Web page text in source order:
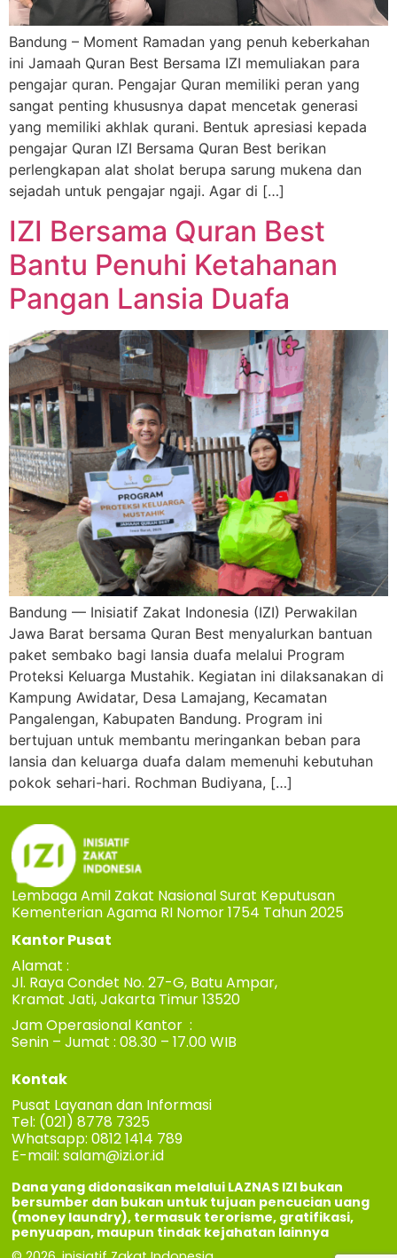
Bandung – Moment Ramadan yang penuh keberkahan
ini Jamaah Quran Best Bersama IZI memuliakan para
pengajar quran. Pengajar Quran memiliki peran yang
sangat penting khususnya dapat mencetak generasi
yang memiliki akhlak qurani. Bentuk apresiasi kepada
pengajar Quran IZI Bersama Quran Best berikan
perlengkapan alat sholat berupa sarung mukena dan
sejadah untuk pengajar ngaji. Agar di […]
IZI Bersama Quran Best
Bantu Penuhi Ketahanan
Pangan Lansia Duafa
Bandung — Inisiatif Zakat Indonesia (IZI) Perwakilan
Jawa Barat bersama Quran Best menyalurkan bantuan
paket sembako bagi lansia duafa melalui Program
Proteksi Keluarga Mustahik. Kegiatan ini dilaksanakan di
Kampung Awidatar, Desa Lamajang, Kecamatan
Pangalengan, Kabupaten Bandung. Program ini
bertujuan untuk membantu meringankan beban para
lansia dan keluarga duafa dalam memenuhi kebutuhan
pokok sehari-hari. Rochman Budiyana, […]
Lembaga Amil Zakat Nasional Surat Keputusan
Kementerian Agama RI Nomor 1754 Tahun 2025
Kantor Pusat
Alamat :
Jl. Raya Condet No. 27-G, Batu Ampar,
Kramat Jati, Jakarta Timur 13520
Jam Operasional Kantor :
Senin – Jumat : 08.30 – 17.00 WIB
Kontak
Pusat Layanan dan Informasi
Tel: (021) 8778 7325
Whatsapp: 0812 1414 789
E-mail:salam@izi.or.id
Dana yang didonasikan melalui LAZNAS IZI bukan
bersumber dan bukan untuk tujuan pencucian uang
(money laundry), termasuk terorisme, gratifikasi,
penyuapan, maupun tindak kejahatan lainnya